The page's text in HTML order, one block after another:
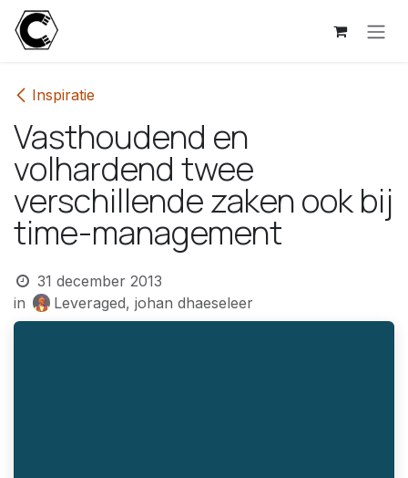
Overslaan naar inhoud
Inspiratie
Vasthoudend en
volhardend twee
verschillende zaken ook bij
time-management
31 december 2013
in
Leveraged, johan dhaeseleer